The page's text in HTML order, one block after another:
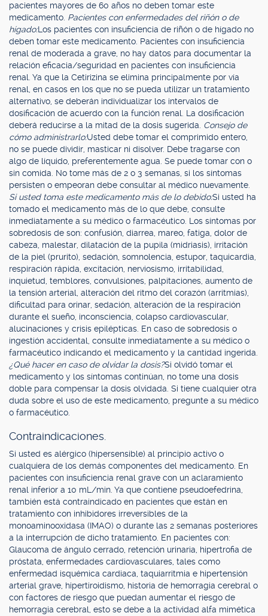
pacientes mayores de 60 años no deben tomar este
medicamento. Pacientes con enfermedades del riñón o de
hígado:Los pacientes con insuficiencia de riñón o de hígado no
deben tomar este medicamento. Pacientes con insuficiencia
renal de moderada a grave, no hay datos para documentar la
relación eficacia/seguridad en pacientes con insuficiencia
renal. Ya que la Cetirizina se elimina principalmente por vía
renal, en casos en los que no se pueda utilizar un tratamiento
alternativo, se deberán individualizar los intervalos de
dosificación de acuerdo con la función renal. La dosificación
deberá reducirse a la mitad de la dosis sugerida. Consejo de
cómo administrarlo:Usted debe tomar el comprimido entero,
no se puede dividir, masticar ni disolver. Debe tragarse con
algo de líquido, preferentemente agua. Se puede tomar con o
sin comida. No tome más de 2 o 3 semanas, si los síntomas
persisten o empeoran debe consultar al médico nuevamente.
Si usted toma este medicamento más de lo debido:Si usted ha
tomado el medicamento más de lo que debe, consulte
inmediatamente a su médico o farmacéutico. Los síntomas por
sobredosis de son: confusión, diarrea, mareo, fatiga, dolor de
cabeza, malestar, dilatación de la pupila (midriasis), irritación
de la piel (prurito), sedación, somnolencia, estupor, taquicardia,
respiración rápida, excitación, nerviosismo, irritabilidad,
inquietud, temblores, convulsiones, palpitaciones, aumento de
la tensión arterial, alteración del ritmo del corazón (arritmias),
dificultad para orinar, sedación, alteración de la respiración
durante el sueño, inconsciencia, colapso cardiovascular,
alucinaciones y crisis epilépticas. En caso de sobredosis o
ingestión accidental, consulte inmediatamente a su médico o
farmacéutico indicando el medicamento y la cantidad ingerida.
¿Qué hacer en caso de olvidar la dosis?Si olvidó tomar el
medicamento y los síntomas continúan, no tome una dosis
doble para compensar la dosis olvidada. Si tiene cualquier otra
duda sobre el uso de este medicamento, pregunte a su médico
o farmacéutico.
Contraindicaciones.
Si usted es alérgico (hipersensible) al principio activo o
cualquiera de los demás componentes del medicamento. En
pacientes con insuficiencia renal grave con un aclaramiento
renal inferior a 10 mL/min. Ya que contiene pseudoefedrina,
también está contraindicado en pacientes que están en
tratamiento con inhibidores irreversibles de la
monoaminooxidasa (IMAO) o durante las 2 semanas posteriores
a la interrupción de dicho tratamiento. En pacientes con:
Glaucoma de ángulo cerrado, retención urinaria, hipertrofia de
próstata, enfermedades cardiovasculares, tales como
enfermedad isquémica cardiaca, taquiarritmia e hipertensión
arterial grave, hipertiroidismo, historia de hemorragia cerebral o
con factores de riesgo que puedan aumentar el riesgo de
hemorragia cerebral, esto se debe a la actividad alfa mimética